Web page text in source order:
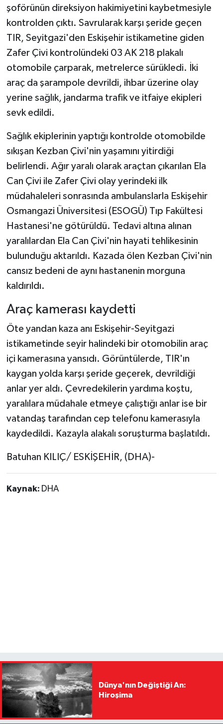
şoförünün direksiyon hakimiyetini kaybetmesiyle
kontrolden çıktı. Savrularak karşı şeride geçen
TIR, Seyitgazi'den Eskişehir istikametine giden
Zafer Çivi kontrolündeki 03 AK 218 plakalı
otomobile çarparak, metrelerce sürükledi. İki
araç da şarampole devrildi, ihbar üzerine olay
yerine sağlık, jandarma trafik ve itfaiye ekipleri
sevk edildi.
Sağlık ekiplerinin yaptığı kontrolde otomobilde
sıkışan Kezban Çivi'nin yaşamını yitirdiği
belirlendi. Ağır yaralı olarak araçtan çıkarılan Ela
Can Çivi ile Zafer Çivi olay yerindeki ilk
müdahaleleri sonrasında ambulanslarla Eskişehir
Osmangazi Üniversitesi (ESOGÜ) Tıp Fakültesi
Hastanesi'ne götürüldü. Tedavi altına alınan
yaralılardan Ela Can Çivi'nin hayati tehlikesinin
bulunduğu aktarıldı. Kazada ölen Kezban Çivi'nin
cansız bedeni de aynı hastanenin morguna
kaldırıldı.
Araç kamerası kaydetti
Öte yandan kaza anı Eskişehir-Seyitgazi
istikametinde seyir halindeki bir otomobilin araç
içi kamerasına yansıdı. Görüntülerde, TIR'ın
kaygan yolda karşı şeride geçerek, devrildiği
anlar yer aldı. Çevredekilerin yardıma koştu,
yaralılara müdahale etmeye çalıştığı anlar ise bir
vatandaş tarafından cep telefonu kamerasıyla
kaydedildi. Kazayla alakalı soruşturma başlatıldı.
Batuhan KILIÇ/ ESKİŞEHİR, (DHA)-
Kaynak: DHA
Dünya'nın Değiştiği An:
Hiroşima